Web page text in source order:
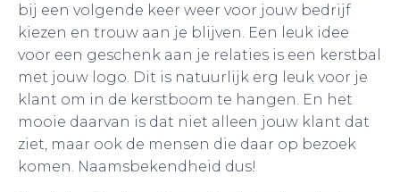
bij een volgende keer weer voor jouw bedrijf
kiezen en trouw aan je blijven. Een leuk idee
voor een geschenk aan je relaties is een kerstbal
met jouw logo. Dit is natuurlijk erg leuk voor je
klant om in de kerstboom te hangen. En het
mooie daarvan is dat niet alleen jouw klant dat
ziet, maar ook de mensen die daar op bezoek
komen. Naamsbekendheid dus!